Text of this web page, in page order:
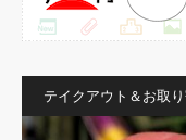
テイクアウト＆お取